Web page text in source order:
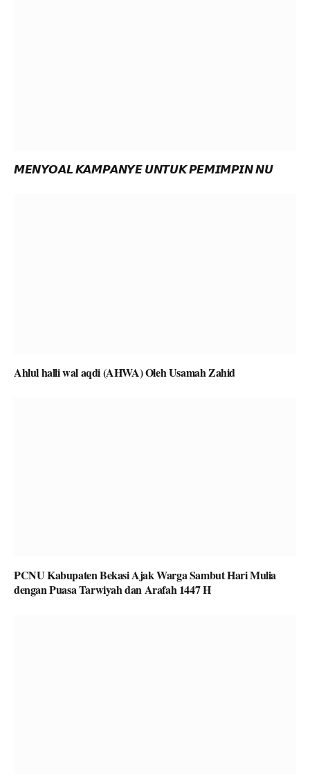
𝙈𝙀𝙉𝙔𝙊𝘼𝙇 𝙆𝘼𝙈𝙋𝘼𝙉𝙔𝙀 𝙐𝙉𝙏𝙐𝙆 𝙋𝙀𝙈𝙄𝙈𝙋𝙄𝙉 𝙉𝙐
Ahlul halli wal aqdi (AHWA) Oleh Usamah Zahid
PCNU Kabupaten Bekasi Ajak Warga Sambut Hari Mulia
dengan Puasa Tarwiyah dan Arafah 1447 H